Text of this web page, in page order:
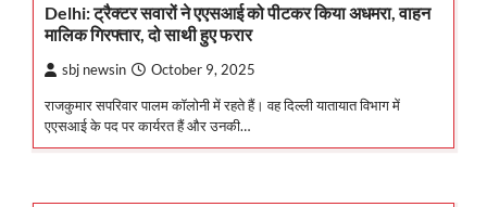
Delhi: ट्रैक्टर सवारों ने एएसआई को पीटकर किया अधमरा, वाहन
मालिक गिरफ्तार, दो साथी हुए फरार
sbj newsin October 9, 2025
राजकुमार सपरिवार पालम कॉलोनी में रहते हैं। वह दिल्ली यातायात विभाग में
एएसआई के पद पर कार्यरत हैं और उनकी…